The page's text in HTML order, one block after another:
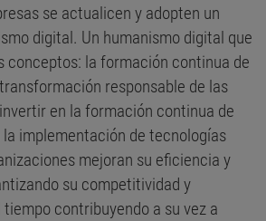
se actualicen y adopten un
digital. Un humanismo digital que
conceptos: la formación continua de
responsable de las
en la formación continua de
la implementación de tecnologías
mejoran su eficiencia y
su competitividad y
contribuyendo a su vez a